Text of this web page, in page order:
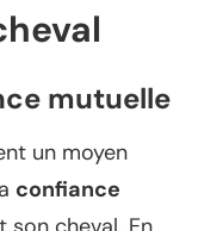
mutuelle
un moyen
confiance